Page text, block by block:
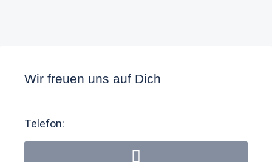
Wir freuen uns auf Dich
Telefon: